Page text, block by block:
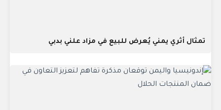
تمثال أثري يمني يُعرض للبيع في مزاد علني بدبي